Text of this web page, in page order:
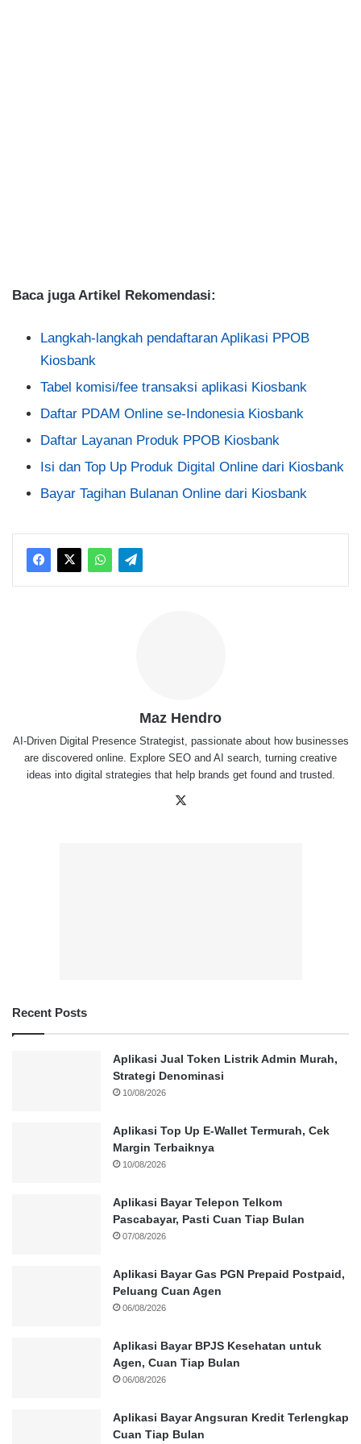
Baca juga Artikel Rekomendasi:
Langkah-langkah pendaftaran Aplikasi PPOB
Kiosbank
Tabel komisi/fee transaksi aplikasi Kiosbank
Daftar PDAM Online se-Indonesia Kiosbank
Daftar Layanan Produk PPOB Kiosbank
Isi dan Top Up Produk Digital Online dari Kiosbank
Bayar Tagihan Bulanan Online dari Kiosbank
Maz Hendro
AI-Driven Digital Presence Strategist, passionate about how businesses
are discovered online. Explore SEO and AI search, turning creative
ideas into digital strategies that help brands get found and trusted.
Recent Posts
Aplikasi Jual Token Listrik Admin Murah,
Strategi Denominasi
10/08/2026
Aplikasi Top Up E-Wallet Termurah, Cek
Margin Terbaiknya
10/08/2026
Aplikasi Bayar Telepon Telkom
Pascabayar, Pasti Cuan Tiap Bulan
07/08/2026
Aplikasi Bayar Gas PGN Prepaid Postpaid,
Peluang Cuan Agen
06/08/2026
Aplikasi Bayar BPJS Kesehatan untuk
Agen, Cuan Tiap Bulan
06/08/2026
Aplikasi Bayar Angsuran Kredit Terlengkap
Cuan Tiap Bulan